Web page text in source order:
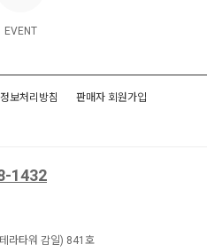
EVENT
보처리방침 판매자 회원가입
1432
라타워 감일) 841호